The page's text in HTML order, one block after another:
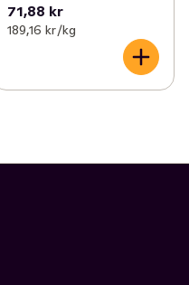
71,88 kr
189,16 kr /kg